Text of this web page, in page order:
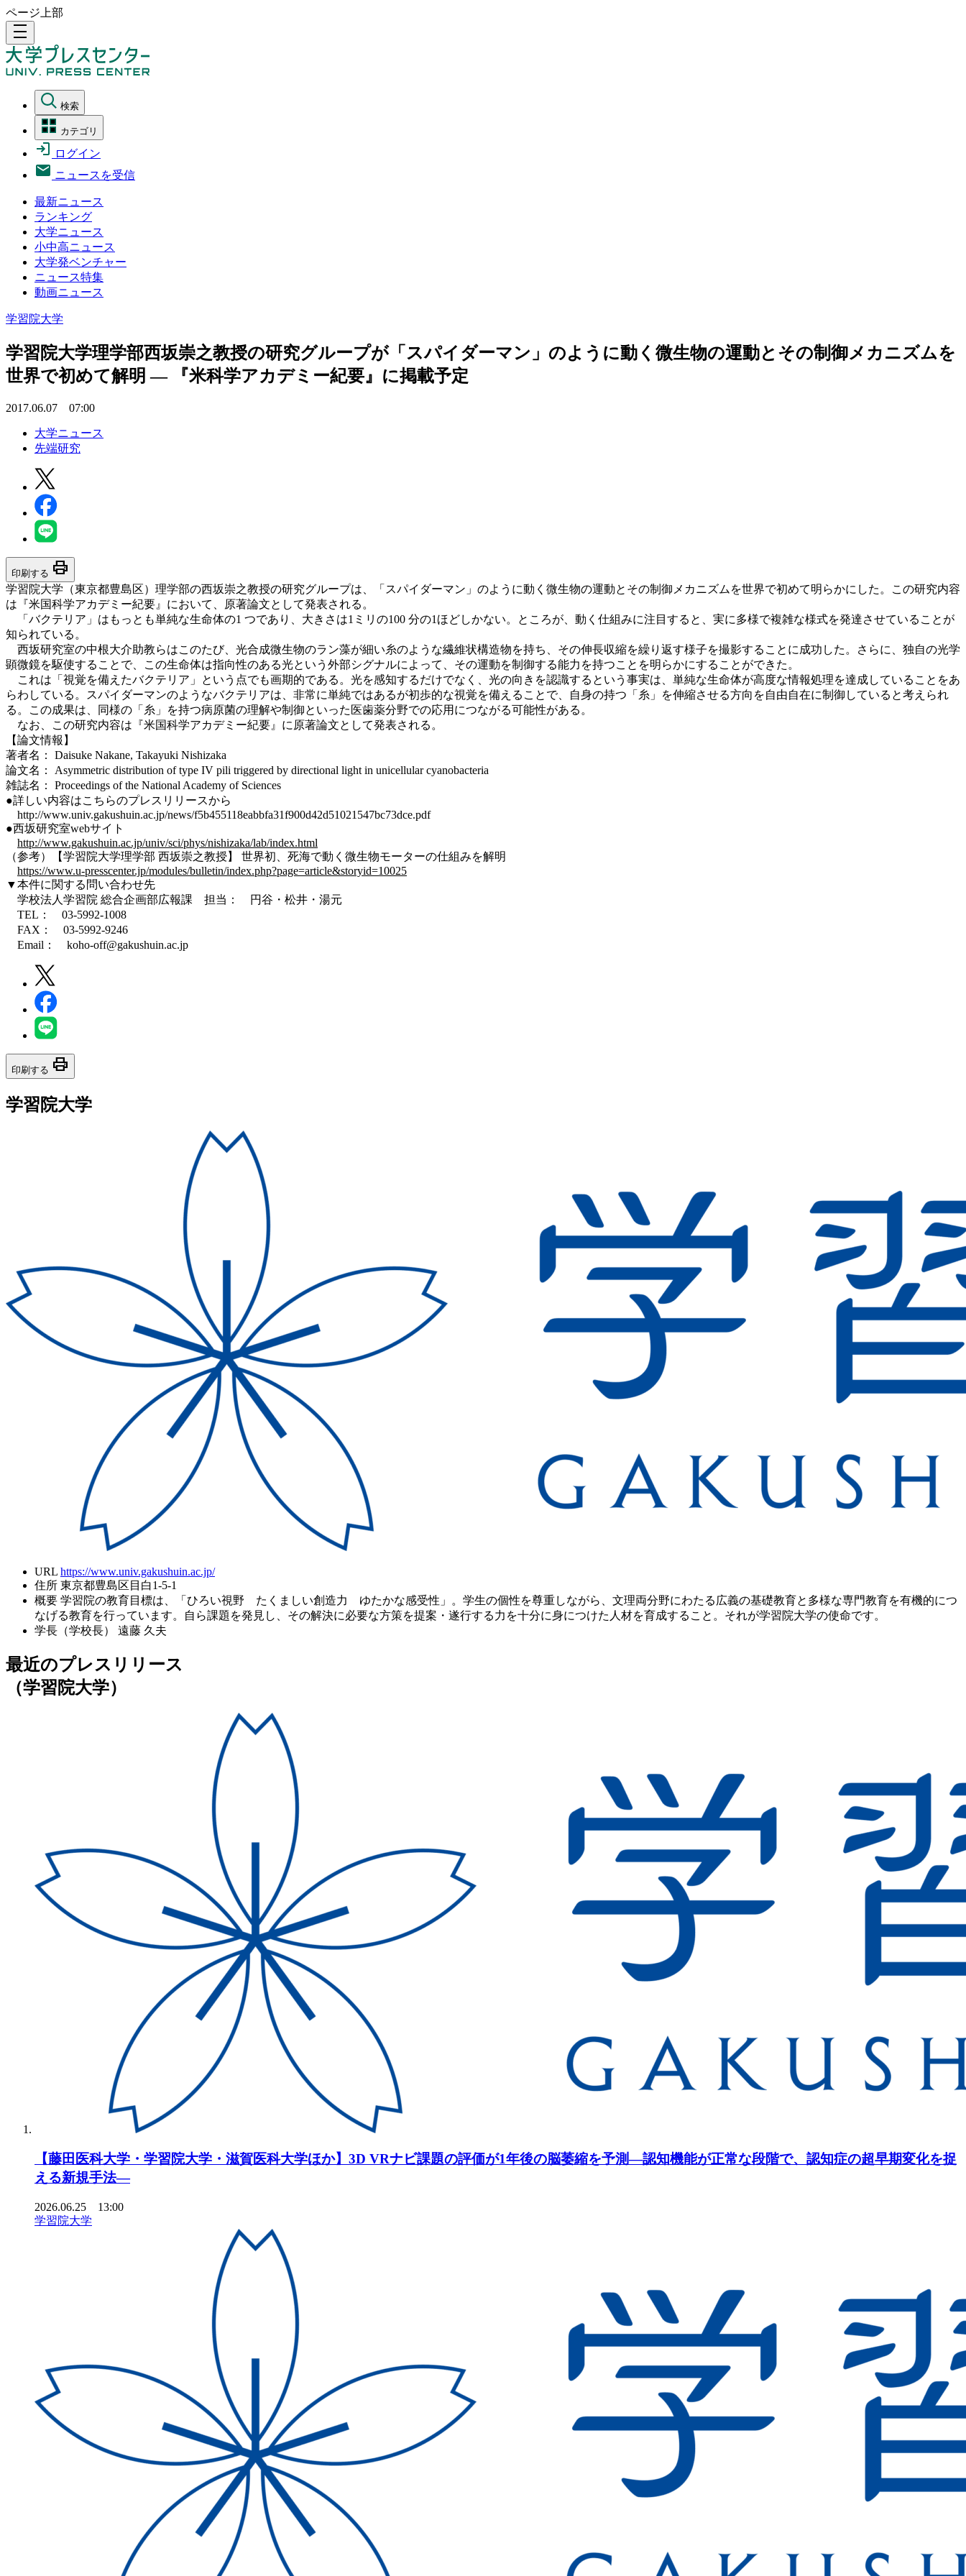
ページ上部
density_medium
検索
カテゴリ
ログイン
ニュースを受信
最新ニュース
ランキング
大学ニュース
小中高ニュース
大学発ベンチャー
ニュース特集
動画ニュース
学習院大学
学習院大学理学部西坂崇之教授の研究グループが「スパイダーマン」のように動く微生物の運動とその制御メカニズムを
世界で初めて解明 — 『米科学アカデミー紀要』に掲載予定
2017.06.07 07:00
大学ニュース
先端研究
印刷する print
学習院大学（東京都豊島区）理学部の西坂崇之教授の研究グループは、「スパイダーマン」のように動く微生物の運動とその制御メカニズムを世界で初めて明らかにした。この研究内容
は『米国科学アカデミー紀要』において、原著論文として発表される。
「バクテリア」はもっとも単純な生命体の1 つであり、大きさは1ミリの100 分の1ほどしかない。ところが、動く仕組みに注目すると、実に多様で複雑な様式を発達させていることが
知られている。
西坂研究室の中根大介助教らはこのたび、光合成微生物のラン藻が細い糸のような繊維状構造物を持ち、その伸長収縮を繰り返す様子を撮影することに成功した。さらに、独自の光学
顕微鏡を駆使することで、この生命体は指向性のある光という外部シグナルによって、その運動を制御する能力を持つことを明らかにすることができた。
これは「視覚を備えたバクテリア」という点でも画期的である。光を感知するだけでなく、光の向きを認識するという事実は、単純な生命体が高度な情報処理を達成していることをあ
らわしている。スパイダーマンのようなバクテリアは、非常に単純ではあるが初歩的な視覚を備えることで、自身の持つ「糸」を伸縮させる方向を自由自在に制御していると考えられ
る。この成果は、同様の「糸」を持つ病原菌の理解や制御といった医歯薬分野での応用につながる可能性がある。
なお、この研究内容は『米国科学アカデミー紀要』に原著論文として発表される。
【論文情報】
著者名： Daisuke Nakane, Takayuki Nishizaka
論文名： Asymmetric distribution of type IV pili triggered by directional light in unicellular cyanobacteria
雑誌名： Proceedings of the National Academy of Sciences
●詳しい内容はこちらのプレスリリースから
http://www.univ.gakushuin.ac.jp/news/f5b455118eabbfa31f900d42d51021547bc73dce.pdf
●西坂研究室webサイト
http://www.gakushuin.ac.jp/univ/sci/phys/nishizaka/lab/index.html
（参考）【学習院大学理学部 西坂崇之教授】 世界初、死海で動く微生物モーターの仕組みを解明
https://www.u-presscenter.jp/modules/bulletin/index.php?page=article&storyid=10025
▼本件に関する問い合わせ先
学校法人学習院 総合企画部広報課 担当： 円谷・松井・湯元
TEL： 03-5992-1008
FAX： 03-5992-9246
Email： koho-off@gakushuin.ac.jp
印刷する print
学習院大学
URL https://www.univ.gakushuin.ac.jp/
住所 東京都豊島区目白1-5-1
概要 学習院の教育目標は、「ひろい視野 たくましい創造力 ゆたかな感受性」。学生の個性を尊重しながら、文理両分野にわたる広義の基礎教育と多様な専門教育を有機的につ
なげる教育を行っています。自ら課題を発見し、その解決に必要な方策を提案・遂行する力を十分に身につけた人材を育成すること。それが学習院大学の使命です。
学長（学校長）
遠藤 久夫
最近のプレスリリース
（学習院大学）
【藤田医科大学・学習院大学・滋賀医科大学ほか】3D VRナビ課題の評価が1年後の脳萎縮を予測―認知機能が正常な段階で、認知症の超早期変化を捉
える新規手法―
2026.06.25 13:00
学習院大学